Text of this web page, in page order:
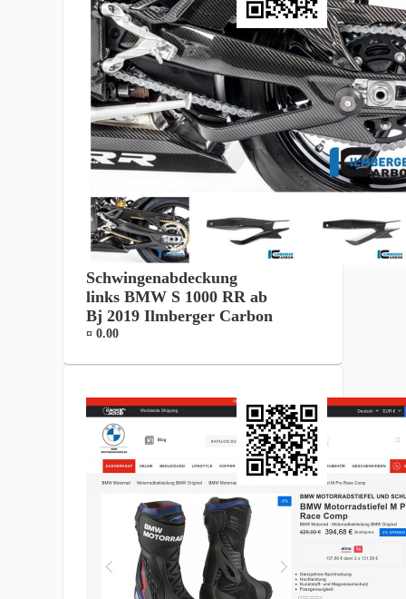
Schwingenabdeckung
links BMW S 1000 RR ab
Bj 2019 Ilmberger Carbon
¤ 0.00